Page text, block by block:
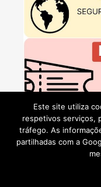
Este site utiliza
respetivos serviços,
tráfego. As
partilhadas com a